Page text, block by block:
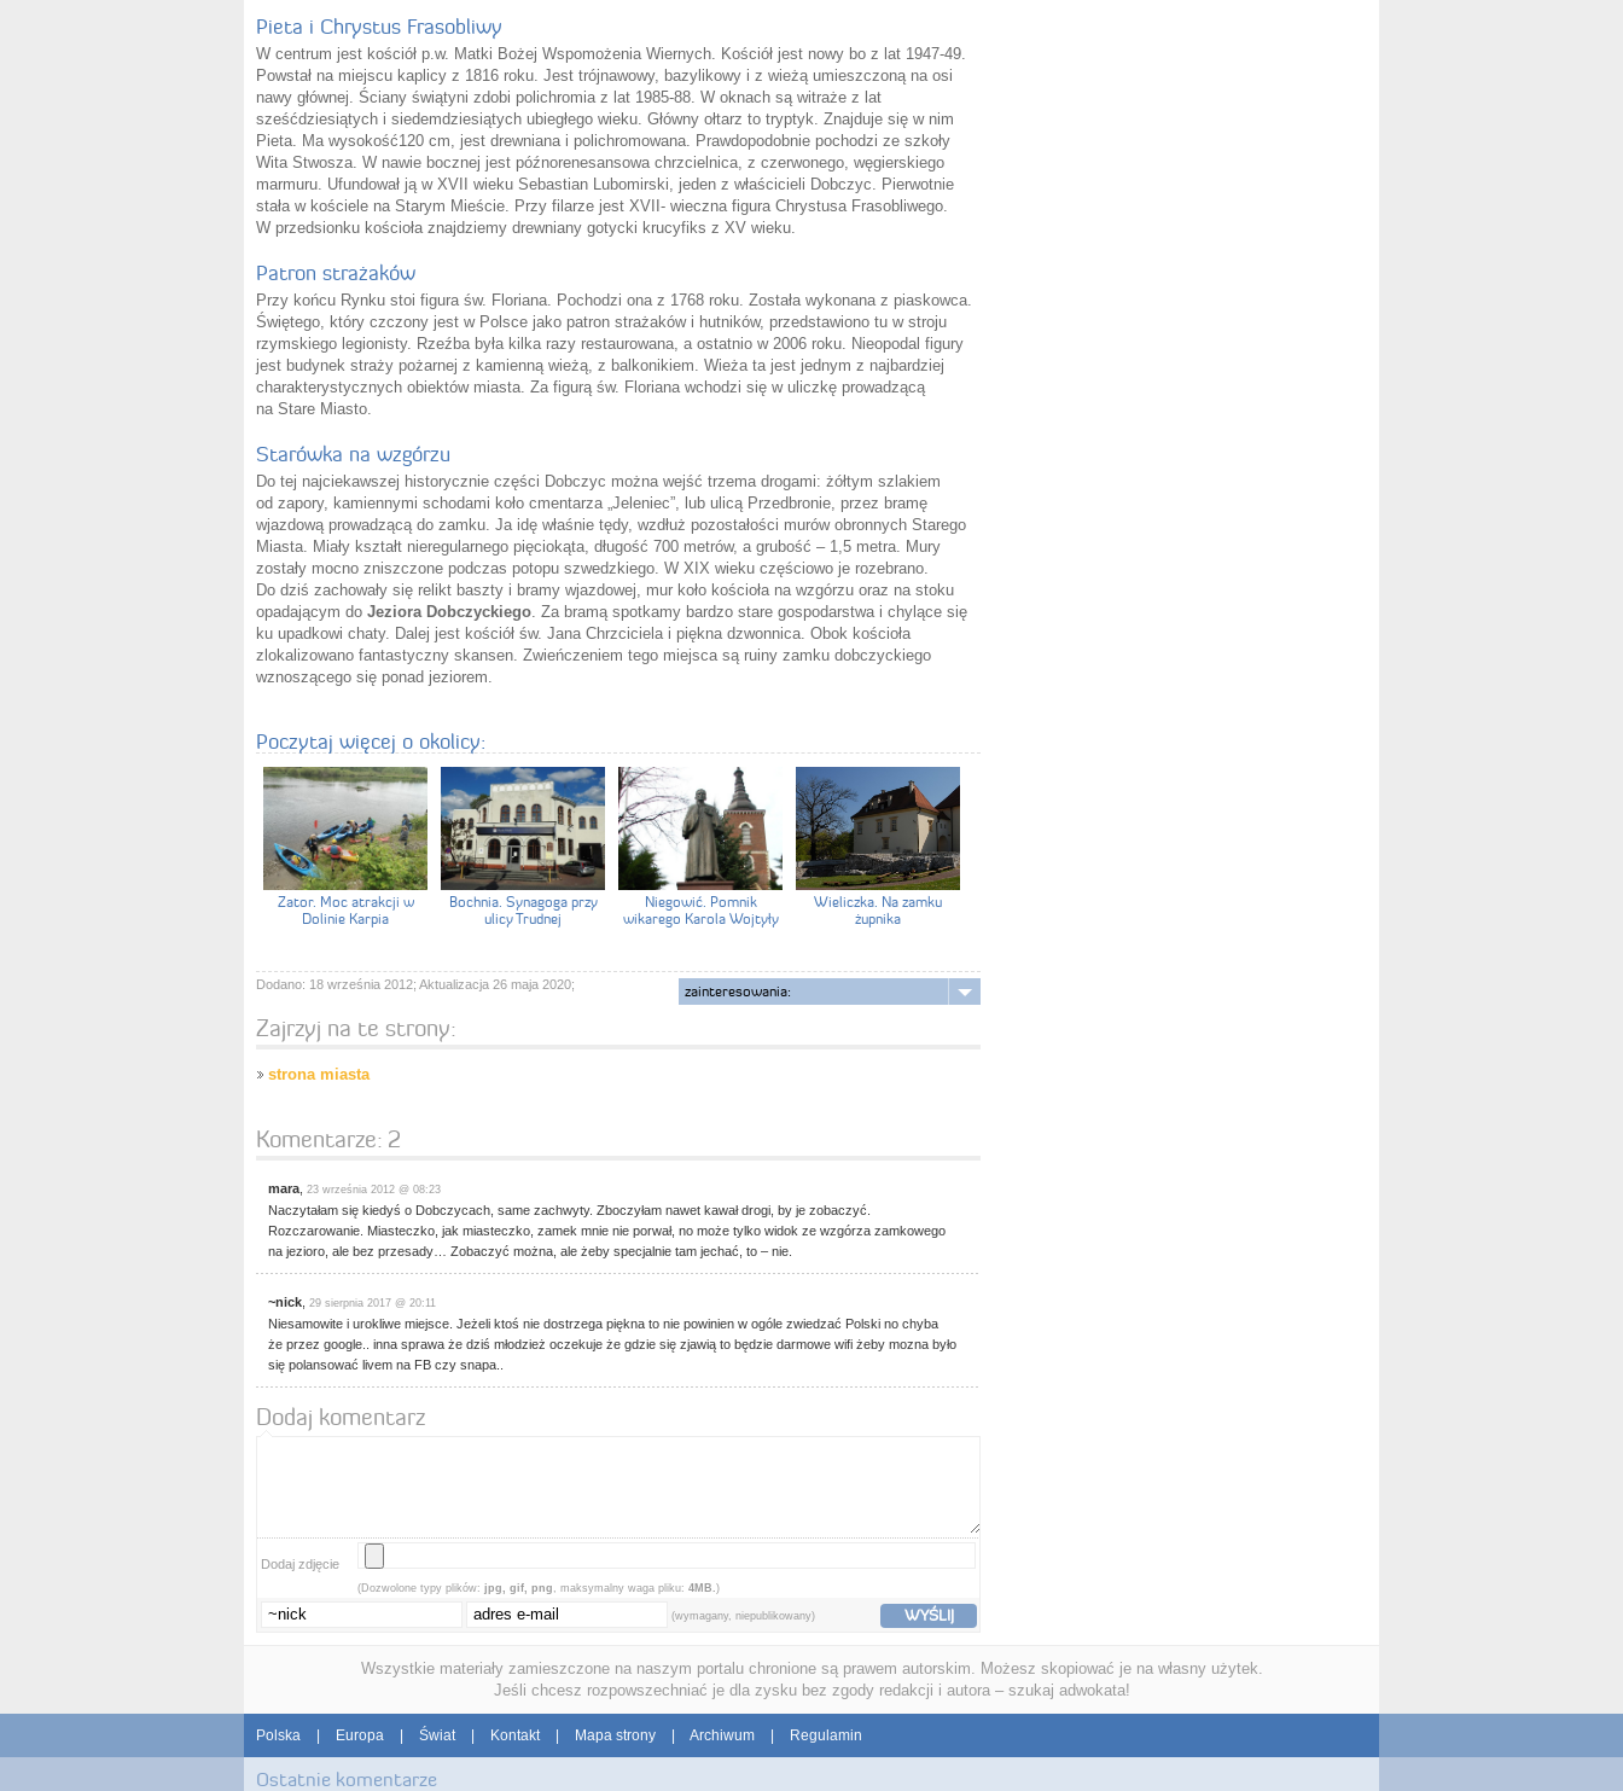
Pieta i Chrystus Frasobliwy
W centrum jest kościół p.w. Matki Bożej Wspomożenia Wiernych. Kościół jest nowy bo z lat 1947-49.
Powstał na miejscu kaplicy z 1816 roku. Jest trójnawowy, bazylikowy i z wieżą umieszczoną na osi
nawy głównej. Ściany świątyni zdobi polichromia z lat 1985-88. W oknach są witraże z lat
sześćdziesiątych i siedemdziesiątych ubiegłego wieku. Główny ołtarz to tryptyk. Znajduje się w nim
Pieta. Ma wysokość120 cm, jest drewniana i polichromowana. Prawdopodobnie pochodzi ze szkoły
Wita Stwosza. W nawie bocznej jest późnorenesansowa chrzcielnica, z czerwonego, węgierskiego
marmuru. Ufundował ją w XVII wieku Sebastian Lubomirski, jeden z właścicieli Dobczyc. Pierwotnie
stała w kościele na Starym Mieście. Przy filarze jest XVII- wieczna figura Chrystusa Frasobliwego.
W przedsionku kościoła znajdziemy drewniany gotycki krucyfiks z XV wieku.
Patron strażaków
Przy końcu Rynku stoi figura św. Floriana. Pochodzi ona z 1768 roku. Została wykonana z piaskowca.
Świętego, który czczony jest w Polsce jako patron strażaków i hutników, przedstawiono tu w stroju
rzymskiego legionisty. Rzeźba była kilka razy restaurowana, a ostatnio w 2006 roku. Nieopodal figury
jest budynek straży pożarnej z kamienną wieżą, z balkonikiem. Wieża ta jest jednym z najbardziej
charakterystycznych obiektów miasta. Za figurą św. Floriana wchodzi się w uliczkę prowadzącą
na Stare Miasto.
Starówka na wzgórzu
Do tej najciekawszej historycznie części Dobczyc można wejść trzema drogami: żółtym szlakiem
od zapory, kamiennymi schodami koło cmentarza „Jeleniec”, lub ulicą Przedbronie, przez bramę
wjazdową prowadzącą do zamku. Ja idę właśnie tędy, wzdłuż pozostałości murów obronnych Starego
Miasta. Miały kształt nieregularnego pięciokąta, długość 700 metrów, a grubość – 1,5 metra. Mury
zostały mocno zniszczone podczas potopu szwedzkiego. W XIX wieku częściowo je rozebrano.
Do dziś zachowały się relikt baszty i bramy wjazdowej, mur koło kościoła na wzgórzu oraz na stoku
opadającym do Jeziora Dobczyckiego . Za bramą spotkamy bardzo stare gospodarstwa i chylące się
ku upadkowi chaty. Dalej jest kościół św. Jana Chrzciciela i piękna dzwonnica. Obok kościoła
zlokalizowano fantastyczny skansen. Zwieńczeniem tego miejsca są ruiny zamku dobczyckiego
wznoszącego się ponad jeziorem.
Poczytaj więcej o okolicy:
Zator. Moc atrakcji w
Dolinie Karpia
Bochnia. Synagoga przy
ulicy Trudnej
Niegowić. Pomnik
wikarego Karola Wojtyły
Wieliczka. Na zamku
żupnika
Dodano: 18 września 2012; Aktualizacja 26 maja 2020; zainteresowania:
Zajrzyj na te strony:
strona miasta
Komentarze: 2
mara 23 września 2012 @ 08:23
Naczytałam się kiedyś o Dobczycach, same zachwyty. Zboczyłam nawet kawał drogi, by je zobaczyć.
Rozczarowanie. Miasteczko, jak miasteczko, zamek mnie nie porwał, no może tylko widok ze wzgórza zamkowego
na jezioro, ale bez przesady… Zobaczyć można, ale żeby specjalnie tam jechać, to – nie.
~nick 29 sierpnia 2017 @ 20:11
Niesamowite i urokliwe miejsce. Jeżeli ktoś nie dostrzega piękna to nie powinien w ogóle zwiedzać Polski no chyba
że przez google.. inna sprawa że dziś młodzież oczekuje że gdzie się zjawią to będzie darmowe wifi żeby mozna było
się polansować livem na FB czy snapa..
Dodaj komentarz
Dodaj zdjęcie
(Dozwolone typy plików: jpg, gif, png , maksymalny waga pliku: 4MB. )
(wymagany, niepublikowany) WYŚLIJ
Wszystkie materiały zamieszczone na naszym portalu chronione są prawem autorskim. Możesz skopiować je na własny użytek.
Jeśli chcesz rozpowszechniać je dla zysku bez zgody redakcji i autora – szukaj adwokata!
Polska Europa Świat Kontakt Mapa strony Archiwum Regulamin
Ostatnie komentarze